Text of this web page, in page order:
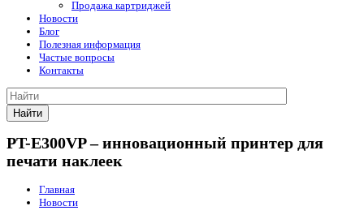
Продажа картриджей
Новости
Блог
Полезная информация
Частые вопросы
Контакты
Найти
PT-E300VP – инновационный принтер для
печати наклеек
Главная
Новости